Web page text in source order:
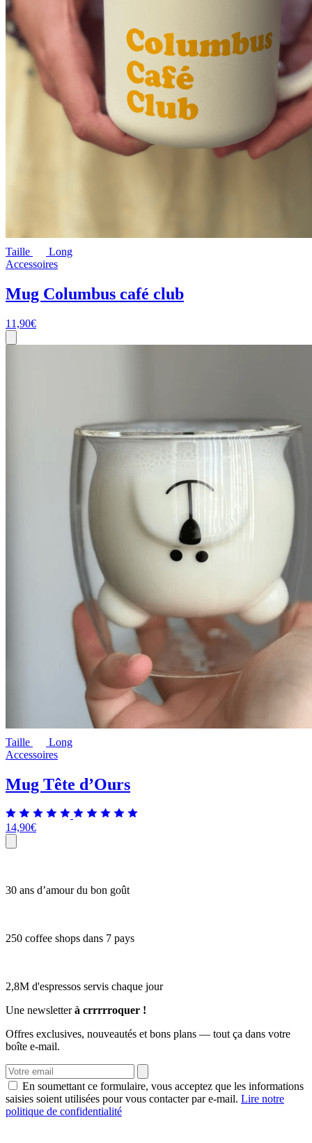
Taille
Long
Accessoires
Mug Columbus café club
11,90€
Taille
Long
Accessoires
Mug Tête d’Ours
14,90€
30 ans d’amour du bon goût
250 coffee shops dans 7 pays
2,8M d'espressos servis chaque jour
Une newsletterà crrrrroquer !
Offres exclusives, nouveautés et bons plans — tout ça dans votre
boîte e-mail.
En soumettant ce formulaire, vous acceptez que les informations
saisies soient utilisées pour vous contacter par e-mail. Lire notre
politique de confidentialité